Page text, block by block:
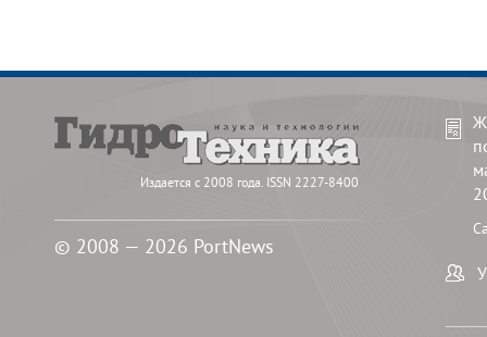
Издается с 2008 года. ISSN 2227-8400
© 2008 — 2026 PortNews